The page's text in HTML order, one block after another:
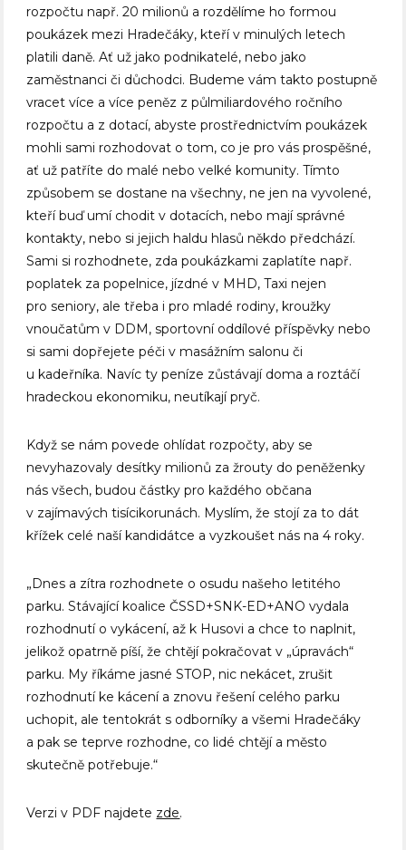
rozpočtu např. 20 milionů a rozdělíme ho formou
poukázek mezi Hradečáky, kteří v minulých letech
platili daně. Ať už jako podnikatelé, nebo jako
zaměstnanci či důchodci. Budeme vám takto postupně
vracet více a více peněz z půlmiliardového ročního
rozpočtu a z dotací, abyste prostřednictvím poukázek
mohli sami rozhodovat o tom, co je pro vás prospěšné,
ať už patříte do malé nebo velké komunity. Tímto
způsobem se dostane na všechny, ne jen na vyvolené,
kteří buď umí chodit v dotacích, nebo mají správné
kontakty, nebo si jejich haldu hlasů někdo předchází.
Sami si rozhodnete, zda poukázkami zaplatíte např.
poplatek za popelnice, jízdné v MHD, Taxi nejen
pro seniory, ale třeba i pro mladé rodiny, kroužky
vnoučatům v DDM, sportovní oddílové příspěvky nebo
si sami dopřejete péči v masážním salonu či
u kadeřníka. Navíc ty peníze zůstávají doma a roztáčí
hradeckou ekonomiku, neutíkají pryč.
Když se nám povede ohlídat rozpočty, aby se
nevyhazovaly desítky milionů za žrouty do peněženky
nás všech, budou částky pro každého občana
v zajímavých tisícikorunách. Myslím, že stojí za to dát
křížek celé naší kandidátce a vyzkoušet nás na 4 roky.
„Dnes a zítra rozhodnete o osudu našeho letitého
parku. Stávající koalice ČSSD+SNK-ED+ANO vydala
rozhodnutí o vykácení, až k Husovi a chce to naplnit,
jelikož opatrně píší, že chtějí pokračovat v „úpravách“
parku. My říkáme jasné STOP, nic nekácet, zrušit
rozhodnutí ke kácení a znovu řešení celého parku
uchopit, ale tentokrát s odborníky a všemi Hradečáky
a pak se teprve rozhodne, co lidé chtějí a město
skutečně potřebuje.“
Verzi v PDF najdete zde.